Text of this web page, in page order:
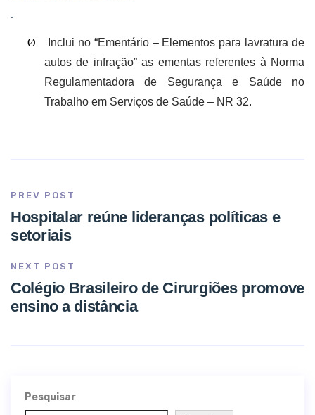
Ø
Inclui no “Ementário – Elementos para lavratura de
autos de infração” as ementas referentes à Norma
Regulamentadora de Segurança e Saúde no
Trabalho em Serviços de Saúde – NR 32.
PREV POST
Hospitalar reúne lideranças políticas e
setoriais
NEXT POST
Colégio Brasileiro de Cirurgiões promove
ensino a distância
Pesquisar